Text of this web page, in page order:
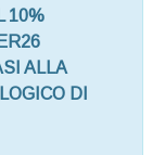
10%
ALLA
DI